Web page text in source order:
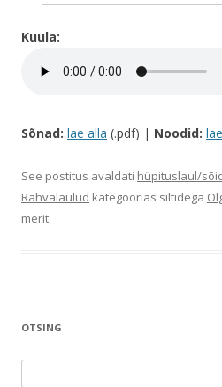
Kuula:
Sõnad: lae alla (.pdf) | Noodid:
See postitus avaldati hüpituslaul/
Rahvalaulud kategoorias siltidega
merit.
OTSING